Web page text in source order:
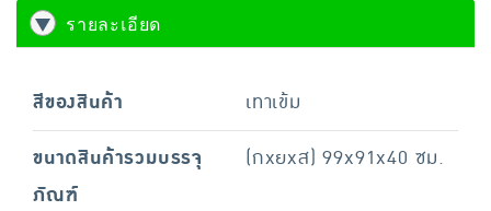
รายละเอียด
สีของสินค้า
เทาเข้ม
ขนาดสินค้ารวมบรรจุ
ภัณฑ์
(กxยxส) 99x91x40 ซม.